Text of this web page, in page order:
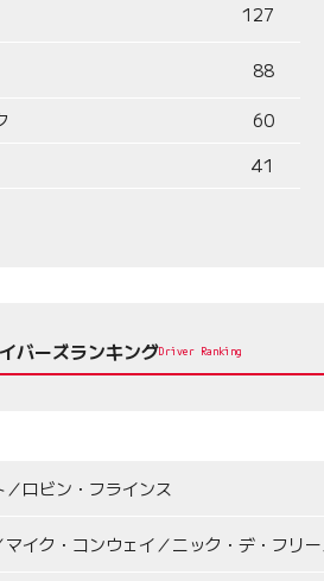
127
88
60
41
バーズランキングDriver Ranking
／ロビン・フラインス
マイク・コンウェイ／ニック・デ・フリ